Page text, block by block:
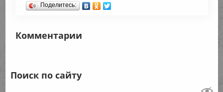
Поделитесь:
Комментарии
Поиск по сайту